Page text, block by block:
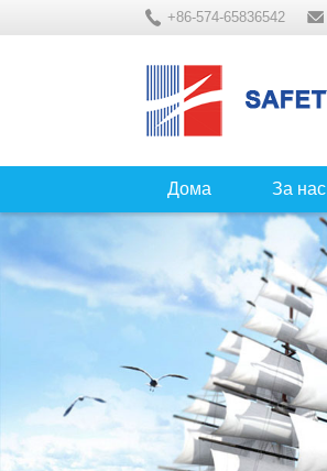
+86-574-65836542
Дома За нас